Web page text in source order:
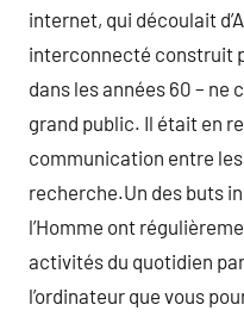
internet, qui découlait
interconnecté construit
dans les années 60 –
grand public. Il était en
communication entre
recherche.Un des buts
l’Homme ont
activités du quotidien
l’ordinateur que vous